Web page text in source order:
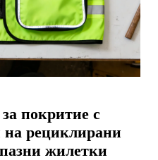
покритие с
рециклирани
жилетки